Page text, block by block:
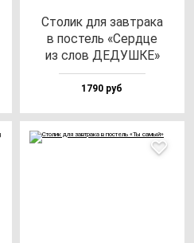
Сто­лик для зав­тра­ка
в пос­тель «Сер­дце
из слов ДЕДУШКЕ»
1790 руб